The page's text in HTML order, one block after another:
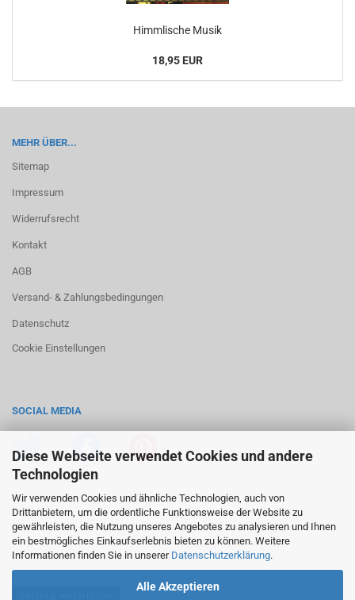
Diese Webseite verwendet Cookies und andere
Technologien
Wir verwenden Cookies und ähnliche Technologien, auch von
Drittanbietern, um die ordentliche Funktionsweise der Website zu
gewährleisten, die Nutzung unseres Angebotes zu analysieren und Ihnen
ein bestmögliches Einkaufserlebnis bieten zu können. Weitere
Informationen finden Sie in unserer Datenschutzerklärung.
Alle Akzeptieren
Himm­li­sche Musik
18,95 EUR
MEHR ÜBER...
Sitemap
Impressum
Widerrufsrecht
Kontakt
AGB
Versand- & Zahlungsbedingungen
Datenschutz
Cookie Einstellungen
SOCIAL MEDIA